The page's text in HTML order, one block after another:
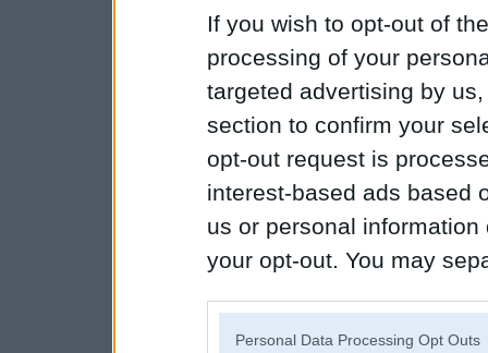
If you wish to opt-out of
processing of your
targeted advertising by
section to confirm your
opt-out request is
interest-based ads based
us or personal
your opt-out. You may
Personal Data Processing Opt Outs